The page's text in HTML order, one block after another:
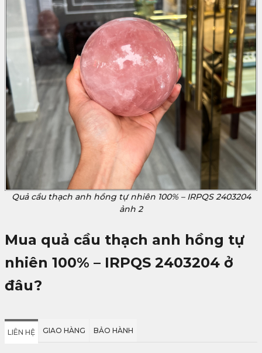
Quả cầu thạch anh hồng tự nhiên 100% – IRPQS 2403204
ảnh 2
Mua quả cầu thạch anh hồng tự
nhiên 100% – IRPQS 2403204 ở
đâu?
LIÊN HỆ GIAO HÀNG BẢO HÀNH